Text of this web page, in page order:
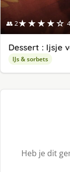
👥 2★★★★☆
Dessert : Ijsje
IJs & sorbets
Heb je dit